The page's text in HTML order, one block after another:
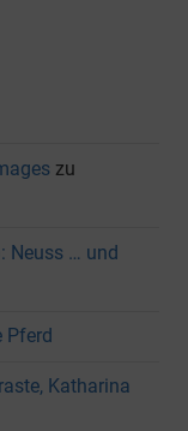
zu
Neuss … und
Pferd
Katharina